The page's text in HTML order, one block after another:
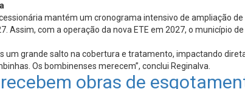
mantém um cronograma intensivo de ampliação
Assim, com a operação da nova ETE em 2027, o município
um grande salto na cobertura e tratamento, impactando
Os bombinenses merecem”, conclui Reginalva.
obras de